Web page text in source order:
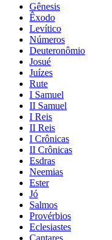
Gênesis
Êxodo
Levítico
Números
Deuteronômio
Josué
Juízes
Rute
I Samuel
II Samuel
I Reis
II Reis
I Crônicas
II Crônicas
Esdras
Neemias
Ester
Jó
Salmos
Provérbios
Eclesiastes
Cantares